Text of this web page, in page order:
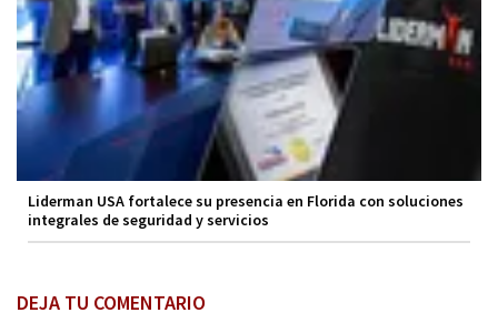
Liderman USA fortalece su presencia en Florida con soluciones
integrales de seguridad y servicios
DEJA TU COMENTARIO